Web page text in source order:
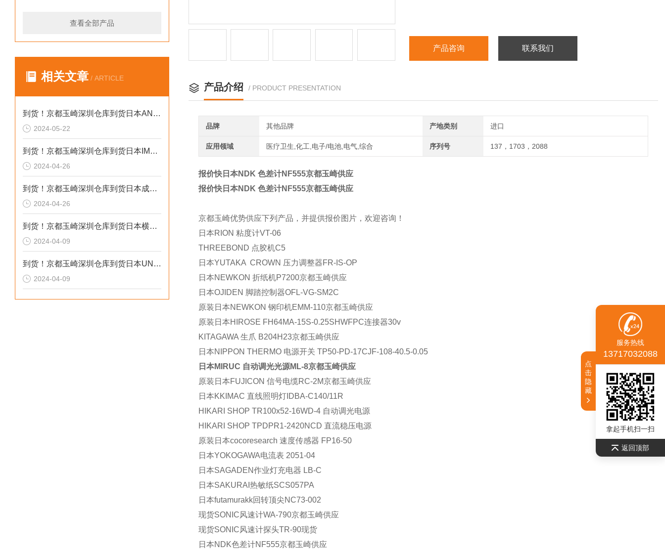
查看全部产品
相关文章 / ARTICLE
到货！京都玉崎深圳仓库到货日本AND 电子秤HV-60KCEP
2024-05-22
到货！京都玉崎深圳仓库到货日本IMADA 推拉力计 DST-20N
2024-04-26
到货！京都玉崎深圳仓库到货日本成茂锻针仪MF2
2024-04-26
到货！京都玉崎深圳仓库到货日本横河 电导率仪传感器 SC8SG-R31-T-305-P1-A
2024-04-09
到货！京都玉崎深圳仓库到货日本UNITTA音波式皮带张力计U-550替换U-508
2024-04-09
产品咨询 联系我们
产品介绍 / PRODUCT PRESENTATION
品牌 其他品牌 产地类别 进口
应用领域 医疗卫生,化工,电子/电池,电气,综合 序列号 137，1703，2088
报价快日本NDK 色差计NF555京都玉崎供应
报价快日本NDK 色差计NF555京都玉崎供应
京都玉崎优势供应下列产品，并提供报价图片，欢迎咨询！
日本RION 粘度计VT-06
THREEBOND 点胶机C5
日本YUTAKA CROWN 压力调整器FR-IS-OP
日本NEWKON 折纸机P7200京都玉崎供应
日本OJIDEN 脚踏控制器OFL-VG-SM2C
原装日本NEWKON 钢印机EMM-110京都玉崎供应
原装日本HIROSE FH64MA-15S-0.25SHWFPC连接器30v
KITAGAWA 生爪 B204H23京都玉崎供应
日本NIPPON THERMO 电源开关 TP50-PD-17CJF-108-40.5-0.05
日本MIRUC 自动调光光源ML-8京都玉崎供应
原装日本FUJICON 信号电缆RC-2M京都玉崎供应
日本KKIMAC 直线照明灯IDBA-C140/11R
HIKARI SHOP TR100x52-16WD-4 自动调光电源
HIKARI SHOP TPDPR1-2420NCD 直流稳压电源
原装日本cocoresearch 速度传感器 FP16-50
日本YOKOGAWA电流表 2051-04
日本SAGADEN作业灯充电器 LB-C
日本SAKURAI热敏纸SCS057PA
日本futamurakk回转顶尖NC73-002
现货SONIC风速计WA-790京都玉崎供应
现货SONIC风速计探头TR-90现货
日本NDK色差计NF555京都玉崎供应
服务热线
13717032088
拿起手机扫一扫
返回顶部
点
击
隐
藏